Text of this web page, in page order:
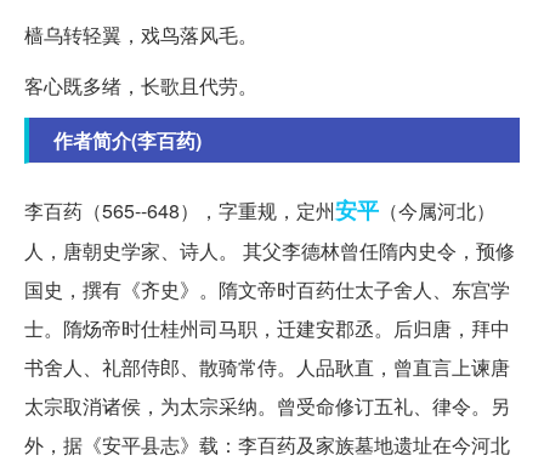
樯乌转轻翼，戏鸟落风毛。
客心既多绪，长歌且代劳。
作者简介(李百药)
李百药（565--648），字重规，定州安平 （今属河北）
人，唐朝史学家、诗人。 其父李德林曾任隋内史令，预修
国史，撰有《齐史》。隋文帝时百药仕太子舍人、东宫学
士。隋炀帝时仕桂州司马职，迁建安郡丞。后归唐，拜中
书舍人、礼部侍郎、散骑常侍。人品耿直，曾直言上谏唐
太宗取消诸侯，为太宗采纳。曾受命修订五礼、律令。另
外，据《安平县志》载：李百药及家族墓地遗址在今河北